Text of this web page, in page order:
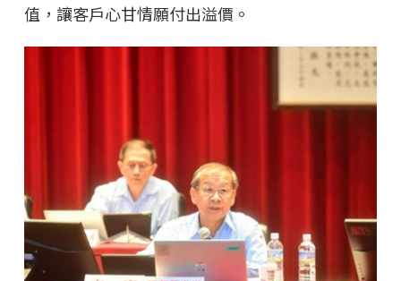
值，讓客戶心甘情願付出溢價。